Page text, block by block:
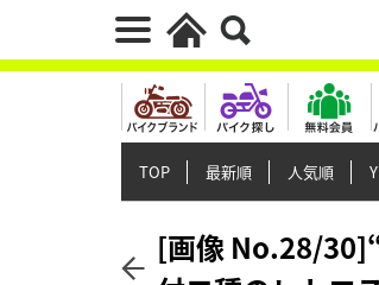
TOP 最新順 人気順
[画像 No.28/